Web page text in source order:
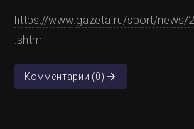
https://www.gazeta.ru/sport/
.shtml
Комментарии (0)